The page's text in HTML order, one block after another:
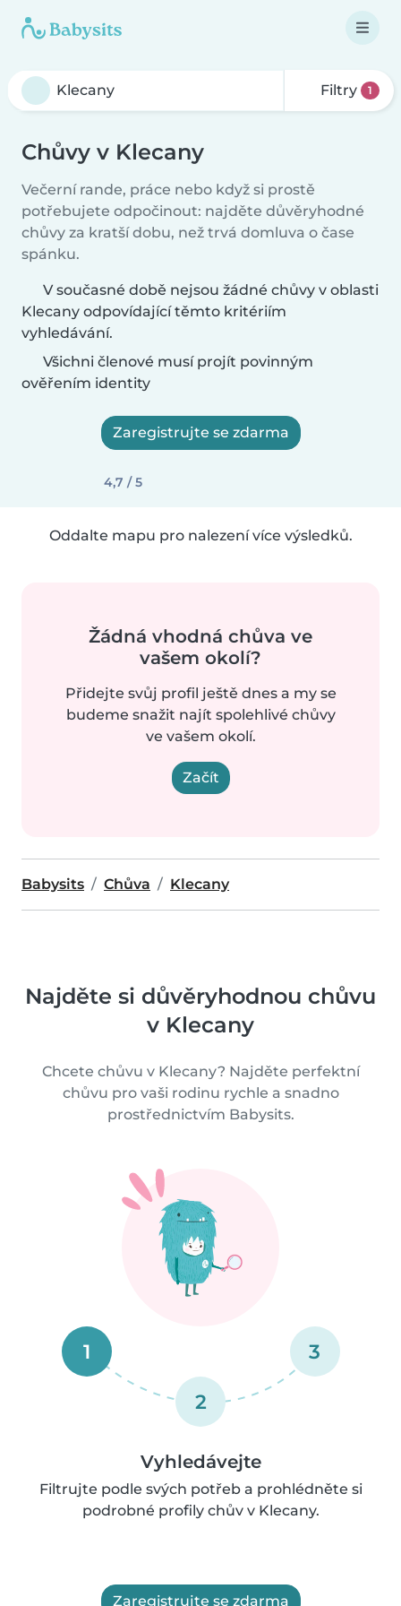
Filtry 1
Chůvy v Klecany
Večerní rande, práce nebo když si prostě
potřebujete odpočinout: najděte důvěryhodné
chůvy za kratší dobu, než trvá domluva o čase
spánku.
V současné době nejsou žádné chůvy v oblasti
Klecany odpovídající těmto kritériím
vyhledávání.
Všichni členové musí projít povinným
ověřením identity
Zaregistrujte se zdarma
4,7 / 5
Oddalte mapu pro nalezení více výsledků.
Žádná vhodná chůva ve
vašem okolí?
Přidejte svůj profil ještě dnes a my se
budeme snažit najít spolehlivé chůvy
ve vašem okolí.
Začít
Babysits Chůva Klecany
Najděte si důvěryhodnou chůvu
v Klecany
Chcete chůvu v Klecany? Najděte perfektní
chůvu pro vaši rodinu rychle a snadno
prostřednictvím Babysits.
1
2
3
Vyhledávejte
Filtrujte podle svých potřeb a prohlédněte si
podrobné profily chův v Klecany.
Zaregistrujte se zdarma